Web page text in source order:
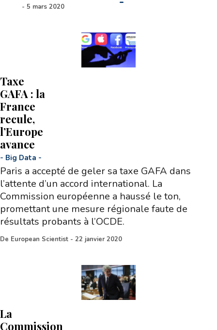
- 5 mars 2020
Taxe
GAFA : la
France
recule,
l’Europe
avance
- Big Data -
Paris a accepté de geler sa taxe GAFA dans
l’attente d’un accord international. La
Commission européenne a haussé le ton,
promettant une mesure régionale faute de
résultats probants à l’OCDE.
De European Scientist - 22 janvier 2020
La
Commission